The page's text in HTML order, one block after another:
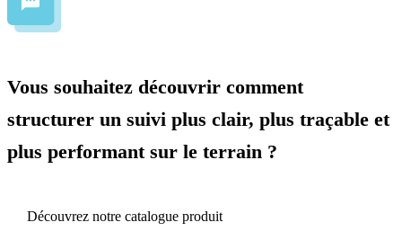
Vous souhaitez découvrir comment
structurer un suivi plus clair, plus traçable et
plus performant sur le terrain ?
Découvrez notre catalogue produit